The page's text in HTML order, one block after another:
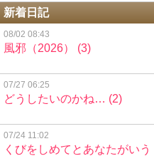
新着日記
08/02 08:43
風邪（2026） (3)
07/27 06:25
どうしたいのかね… (2)
07/24 11:02
くびをしめてとあなたがいう